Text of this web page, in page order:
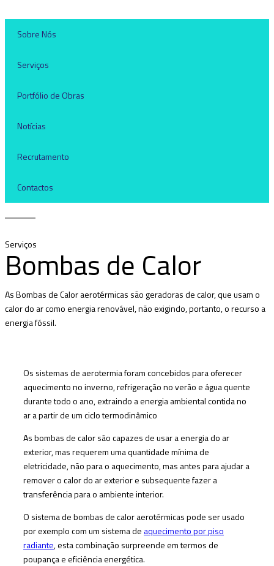
Sobre Nós
Serviços
Portfólio de Obras
Notícias
Recrutamento
Contactos
Serviços
Bombas de Calor
As Bombas de Calor aerotérmicas são geradoras de calor, que usam o
calor do ar como energia renovável, não exigindo, portanto, o recurso a
energia fóssil.
Os sistemas de aerotermia foram concebidos para oferecer
aquecimento no inverno, refrigeração no verão e água quente
durante todo o ano, extraindo a energia ambiental contida no
ar a partir de um ciclo termodinâmico
As bombas de calor são capazes de usar a energia do ar
exterior, mas requerem uma quantidade mínima de
eletricidade, não para o aquecimento, mas antes para ajudar a
remover o calor do ar exterior e subsequente fazer a
transferência para o ambiente interior.
O sistema de bombas de calor aerotérmicas pode ser usado
por exemplo com um sistema de aquecimento por piso
radiante, esta combinação surpreende em termos de
poupança e eficiência energética.